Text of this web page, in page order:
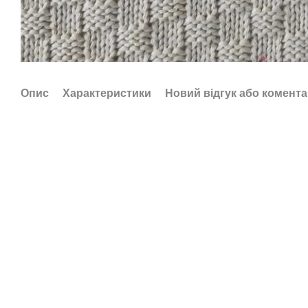
Опис Характеристики Новий відгук або